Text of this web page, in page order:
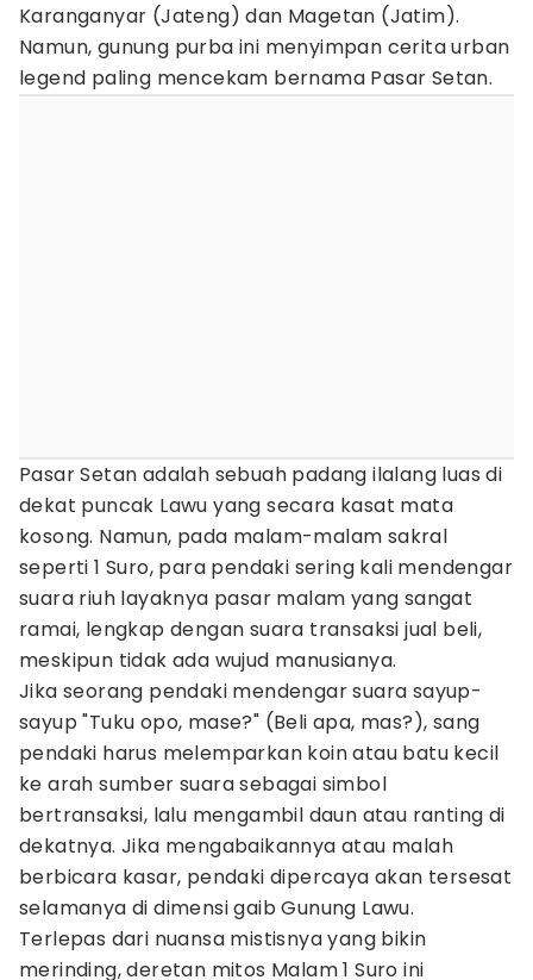
Karanganyar (Jateng) dan Magetan (Jatim).
Namun, gunung purba ini menyimpan cerita urban
legend paling mencekam bernama Pasar Setan.
Pasar Setan adalah sebuah padang ilalang luas di
dekat puncak Lawu yang secara kasat mata
kosong. Namun, pada malam-malam sakral
seperti 1 Suro, para pendaki sering kali mendengar
suara riuh layaknya pasar malam yang sangat
ramai, lengkap dengan suara transaksi jual beli,
meskipun tidak ada wujud manusianya.
Jika seorang pendaki mendengar suara sayup-
sayup "Tuku opo, mase?" (Beli apa, mas?), sang
pendaki harus melemparkan koin atau batu kecil
ke arah sumber suara sebagai simbol
bertransaksi, lalu mengambil daun atau ranting di
dekatnya. Jika mengabaikannya atau malah
berbicara kasar, pendaki dipercaya akan tersesat
selamanya di dimensi gaib Gunung Lawu.
Terlepas dari nuansa mistisnya yang bikin
merinding, deretan mitos Malam 1 Suro ini